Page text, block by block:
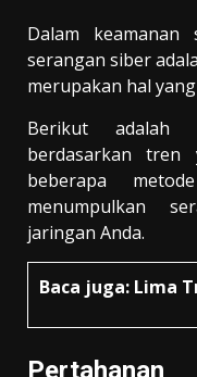
Dalam
serangan siber
merupakan hal
Berikut adalah
berdasarkan
beberapa
menumpulkan
jaringan Anda.
Baca juga: Lima